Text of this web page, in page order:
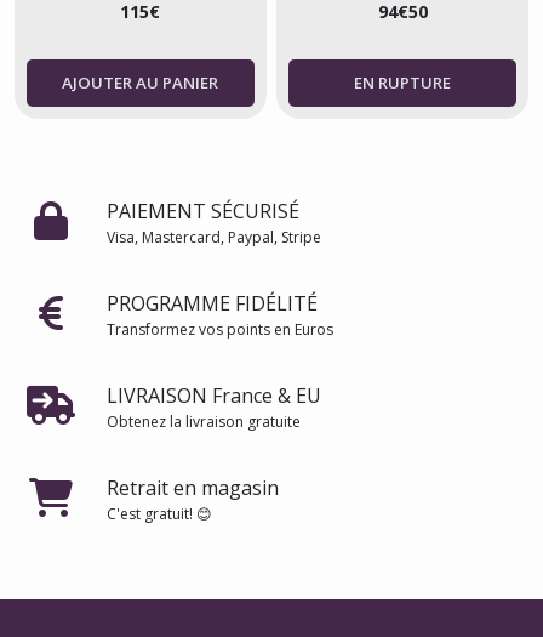
115€
AJOUTER AU PANIER
94€50
PAIEMENT SÉCURISÉ
Visa, Mastercard, Paypal, Stripe
PROGRAMME FIDÉLITÉ
Transformez vos points en Euros
LIVRAISON France & EU
Obtenez la livraison gratuite
Retrait en magasin
C'est gratuit! 😊